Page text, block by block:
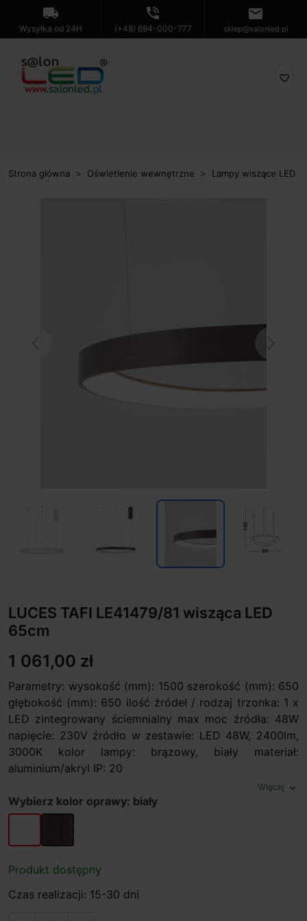
local_shipping
Wysyłka od 24H
phone_in_talk
(+48) 694-000-777
mail
sklep@salonled.pl
favorite_border
Strona główna Oświetlenie wewnętrzne Lampy wiszące LED
LUCES TAFI LE41479/81 wisząca LED
65cm
1 061,00 zł
Parametry: wysokość (mm): 1500 szerokość (mm): 650
głębokość (mm): 650 ilość źródeł / rodzaj trzonka: 1 x
LED zintegrowany ściemnialny max moc źródła: 48W
napięcie: 230V źródło w zestawie: LED 48W, 2400lm,
3000K kolor lampy: brązowy, biały materiał:
aluminium/akryl IP: 20
Więcej expand_more
Wybierz kolor oprawy: biały
biały brąz
Produkt dostępny
Czas realizacji: 15-30 dni